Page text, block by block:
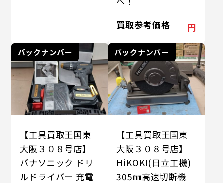
買取参考価格
円
バックナンバー
【工具買取王国東
大阪３０８号店】
パナソニック ドリ
ルドライバー 充電
バックナンバー
【工具買取王国東
大阪３０８号店】
HiKOKI(日立工機)
305㎜高速切断機